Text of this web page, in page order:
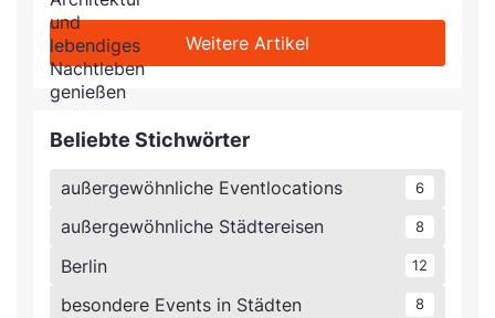
Weitere Artikel
Beliebte Stichwörter
außergewöhnliche Eventlocations 6
außergewöhnliche Städtereisen 8
Berlin 12
besondere Events in Städten 8